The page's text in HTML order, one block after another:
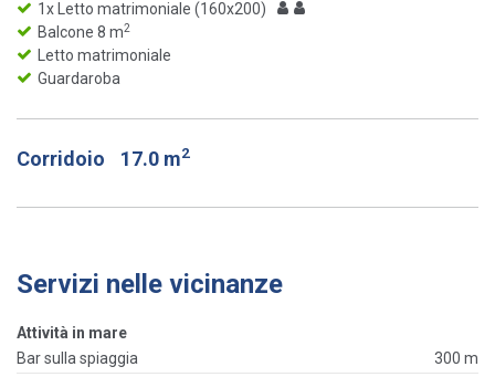
1x Letto matrimoniale (160x200)
Balcone 8 m2
Letto matrimoniale
Guardaroba
Corridoio 17.0 m2
Servizi nelle vicinanze
Attività in mare
Bar sulla spiaggia
300 m